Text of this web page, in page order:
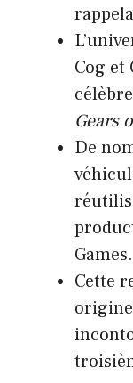
Cog et
Gears
De
Games.
Cette